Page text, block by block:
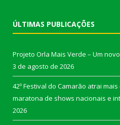
ÚLTIMAS PUBLICAÇÕES
Projeto Orla Mais Verde – Um
3 de agosto de 2026
42º Festival do Camarão atrai
maratona de shows nacionais e
2026